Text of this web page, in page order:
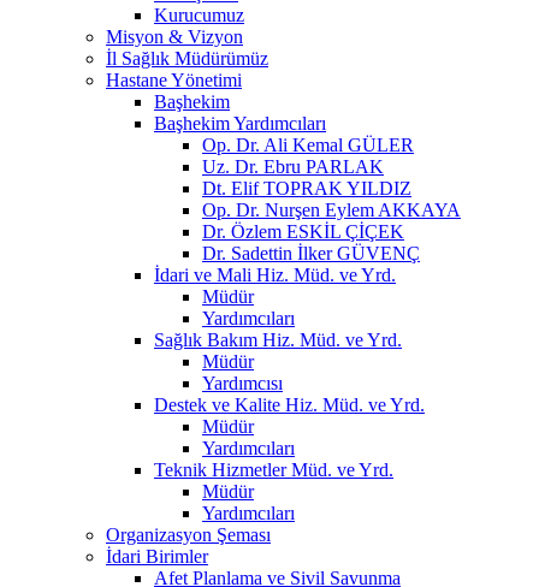
Kurucumuz
Misyon & Vizyon
İl Sağlık Müdürümüz
Hastane Yönetimi
Başhekim
Başhekim Yardımcıları
Op. Dr. Ali Kemal GÜLER
Uz. Dr. Ebru PARLAK
Dt. Elif TOPRAK YILDIZ
Op. Dr. Nurşen Eylem AKKAYA
Dr. Özlem ESKİL ÇİÇEK
Dr. Sadettin İlker GÜVENÇ
İdari ve Mali Hiz. Müd. ve Yrd.
Müdür
Yardımcıları
Sağlık Bakım Hiz. Müd. ve Yrd.
Müdür
Yardımcısı
Destek ve Kalite Hiz. Müd. ve Yrd.
Müdür
Yardımcıları
Teknik Hizmetler Müd. ve Yrd.
Müdür
Yardımcıları
Organizasyon Şeması
İdari Birimler
Afet Planlama ve Sivil Savunma